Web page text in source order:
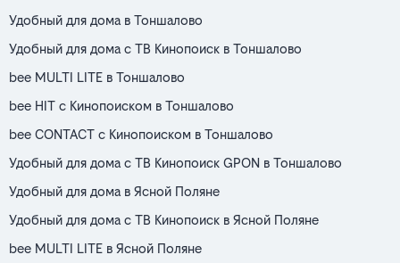
Удобный для дома в Тоншалово
Удобный для дома с ТВ Кинопоиск в Тоншалово
bee MULTI LITE в Тоншалово
bee HIT с Кинопоиском в Тоншалово
bee CONTACT с Кинопоиском в Тоншалово
Удобный для дома с ТВ Кинопоиск GPON в Тоншалово
Удобный для дома в Ясной Поляне
Удобный для дома с ТВ Кинопоиск в Ясной Поляне
bee MULTI LITE в Ясной Поляне